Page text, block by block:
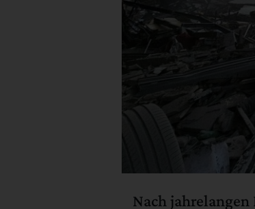
Nach